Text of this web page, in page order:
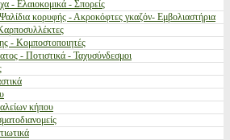
- Ελαιοκομικά - Σπορείς
κορυφής - Ακροκόφτες γκαζόν- Εμβολιαστήρια
- Κομποστοποιητές
- Ποτιστικά - Ταχυσύνδεσμοι
κήπου